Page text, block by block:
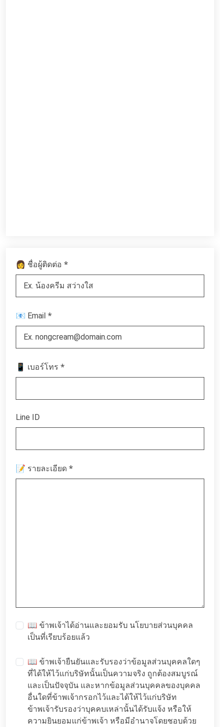
👩 ชื่อผู้ติดต่อ *
📧 Email *
📱 เบอร์โทร *
Line ID
📝 รายละเอียด *
📖 ข้าพเจ้าได้อ่านและยอมรับ นโยบายส่วนบุคคล
เป็นที่เรียบร้อยแล้ว
📖 ข้าพเจ้ายืนยันและรับรองว่าข้อมูลส่วนบุคคลใดๆ
ที่ได้ให้ไว้แก่บริษัทนั้นเป็นความจริง ถูกต้องสมบูรณ์
และเป็นปัจจุบัน และหากข้อมูลส่วนบุคคลของบุคคล
อื่นใดที่ข้าพเจ้ากรอกไว้และได้ให้ไว้แก่บริษัท
ข้าพเจ้ารับรองว่าบุคคบเหล่านั้นได้รับแจ้ง หรือให้
ความยินยอมแก่ข้าพเจ้า หรือมีอำนาจโดยชอบด้วย